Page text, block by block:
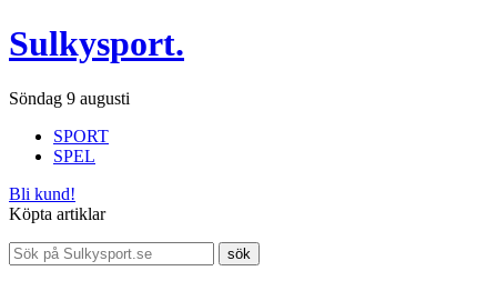
Sulkysport.
Söndag 9 augusti
SPORT
SPEL
Bli kund!
Köpta artiklar